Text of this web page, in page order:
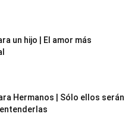
un hijo | El amor más
Hermanos | Sólo ellos serán